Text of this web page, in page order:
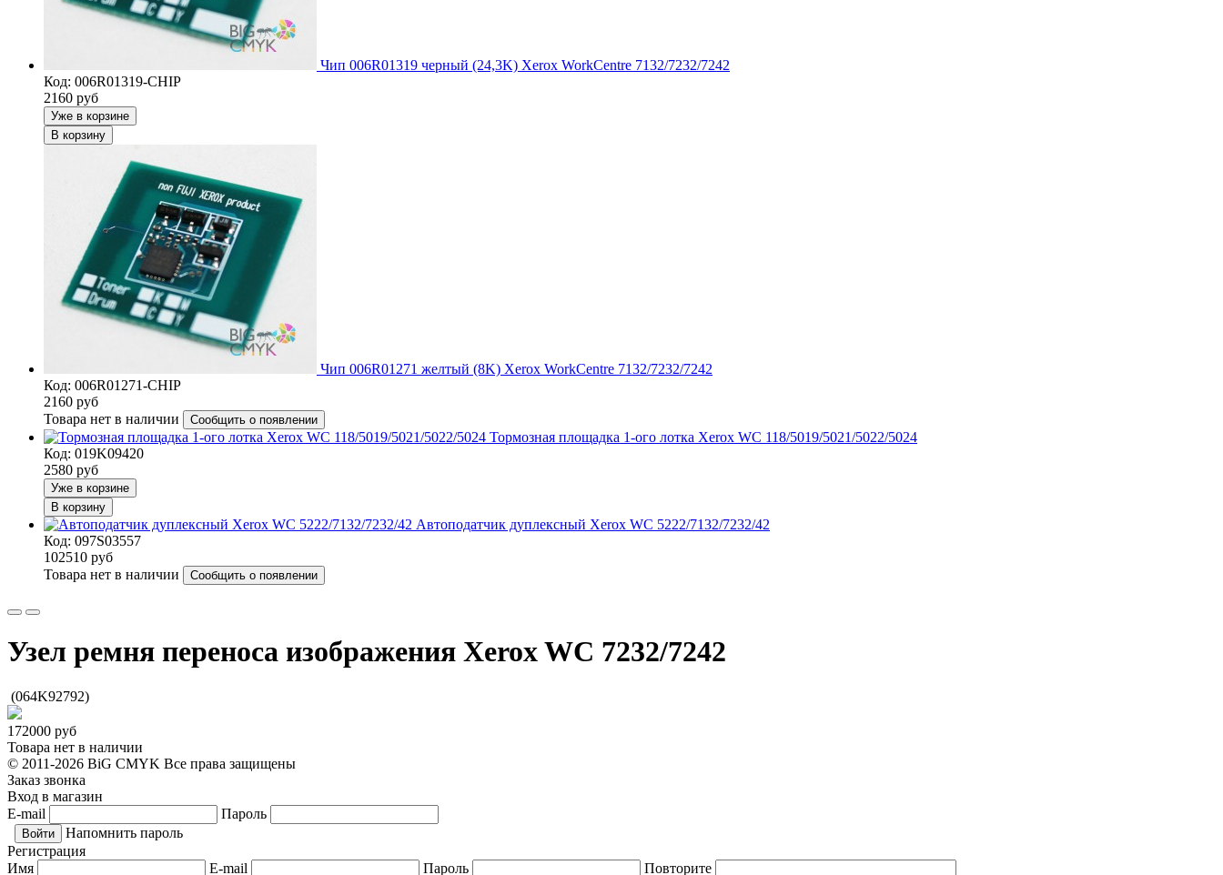
Чип 006R01319 черный (24,3K) Xerox WorkCentre 7132/7232/7242
Код: 006R01319-CHIP
2160 руб
Уже в корзине
В корзину
Чип 006R01271 желтый (8K) Xerox WorkCentre 7132/7232/7242
Код: 006R01271-CHIP
2160 руб
Товара нет в наличии
Сообщить о появлении
Тормозная площадка 1-ого лотка Xerox WC 118/5019/5021/5022/5024
Код: 019K09420
2580 руб
Уже в корзине
В корзину
Автоподатчик дуплексный Xerox WC 5222/7132/7232/42
Код: 097S03557
102510 руб
Товара нет в наличии
Сообщить о появлении
Узел ремня переноса изображения Xerox WC 7232/7242
(064K92792)
172000 руб
Товара нет в наличии
© 2011-2026 BiG CMYK Все права защищены
Заказ звонка
Вход в магазин
E-mail
Пароль
Напомнить пароль
Регистрация
Имя
E-mail Пароль Повторите